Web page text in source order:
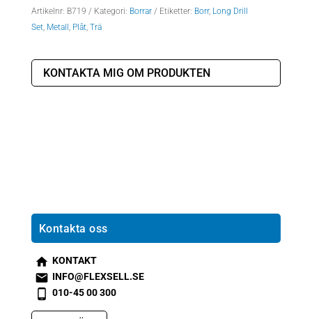
Artikelnr: B719 Kategori: Borrar Etiketter: Borr, Long Drill
Set, Metall , Plåt, Trä
KONTAKTA MIG OM PRODUKTEN
Kontakta oss
s
m
t2
KONTAKT
s
m
INFO@FLEXSELL.SE
s
010-45 00 300